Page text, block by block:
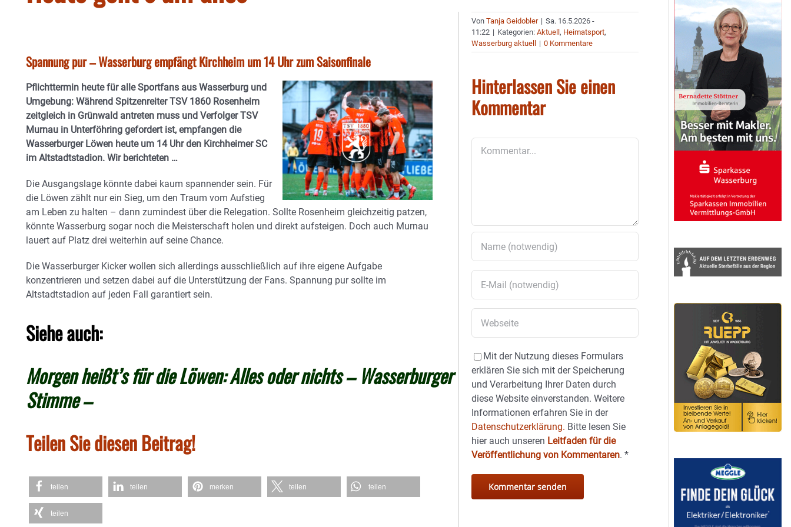
Spannung pur – Wasserburg empfängt Kirchheim um 14 Uhr zum Saisonfinale
Pflichttermin heute für alle Sportfans aus Wasserburg und
Umgebung: Während Spitzenreiter TSV 1860 Rosenheim
zeitgleich in Grünwald antreten muss und Verfolger TSV
Murnau in Unterföhring gefordert ist, empfangen die
Wasserburger Löwen heute um 14 Uhr den Kirchheimer SC
im Altstadtstadion. Wir berichteten …
Die Ausgangslage könnte dabei kaum spannender sein. Für
die Löwen zählt nur ein Sieg, um den Traum vom Aufstieg
am Leben zu halten – dann zumindest über die Relegation. Sollte Rosenheim gleichzeitig patzen,
könnte Wasserburg sogar noch die Meisterschaft holen und direkt aufsteigen. Doch auch Murnau
lauert auf Platz drei weiterhin auf seine Chance.
Die Wasserburger Kicker wollen sich allerdings ausschließlich auf ihre eigene Aufgabe
konzentrieren und setzen dabei auf die Unterstützung der Fans. Spannung pur sollte im
Altstadtstadion auf jeden Fall garantiert sein.
Siehe auch:
Morgen heißt’s für die Löwen: Alles oder nichts – Wasserburger
Stimme –
Teilen Sie diesen Beitrag!
teilen teilen merken teilen teilen
teilen
VonTanja Geidobler | Sa. 16.5.2026 -
11:22 | Kategorien:Aktuell, Heimatsport,
Wasserburg aktuell
| 0 Kommentare
Hinterlassen Sie einen
Kommentar
Mit der Nutzung dieses Formulars
erklären Sie sich mit der Speicherung
und Verarbeitung Ihrer Daten durch
diese Website einverstanden. Weitere
Informationen erfahren Sie in der
Datenschutzerklärung. Bitte lesen Sie
hier auch unseren Leitfaden für die
Veröffentlichung von Kommentaren.*